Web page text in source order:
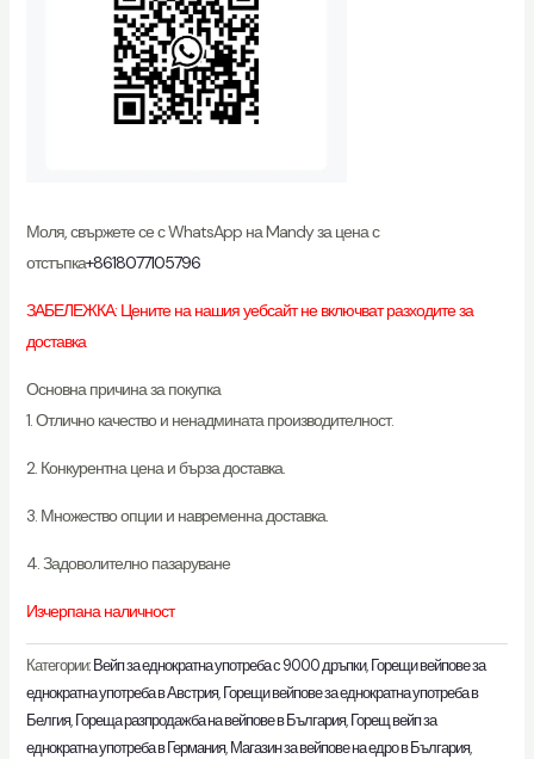
Моля, свържете се с WhatsApp на Mandy за цена с
отстъпка+8618077105796
ЗАБЕЛЕЖКА: Цените на нашия уебсайт не включват разходите за
доставка
Основна причина за покупка
1. Отлично качество и ненадмината производителност.
2. Конкурентна цена и бърза доставка.
3. Множество опции и навременна доставка.
4. Задоволително пазаруване
Изчерпана наличност
Категории: Вейп за еднократна употреба с 9000 дръпки, Горещи вейпове за
еднократна употреба в Австрия, Горещи вейпове за еднократна употреба в
Белгия, Гореща разпродажба на вейпове в България, Горещ вейп за
еднократна употреба в Германия, Магазин за вейпове на едро в България,